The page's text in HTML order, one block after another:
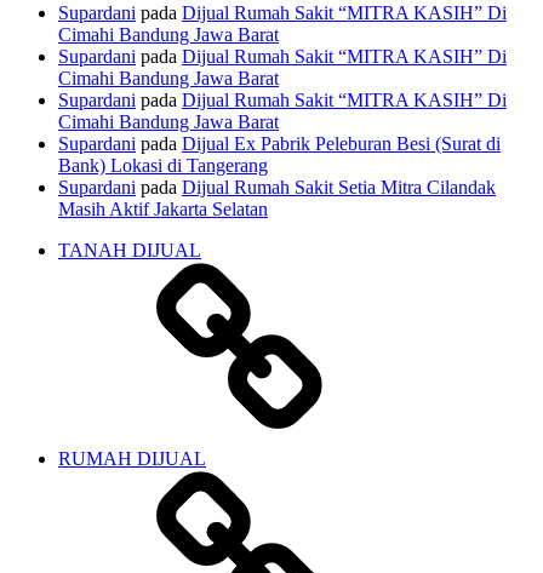
Supardani pada Dijual Rumah Sakit “MITRA KASIH” Di
Cimahi Bandung Jawa Barat
Supardani pada Dijual Rumah Sakit “MITRA KASIH” Di
Cimahi Bandung Jawa Barat
Supardani pada Dijual Rumah Sakit “MITRA KASIH” Di
Cimahi Bandung Jawa Barat
Supardani pada Dijual Ex Pabrik Peleburan Besi (Surat di
Bank) Lokasi di Tangerang
Supardani pada Dijual Rumah Sakit Setia Mitra Cilandak
Masih Aktif Jakarta Selatan
TANAH DIJUAL
RUMAH DIJUAL